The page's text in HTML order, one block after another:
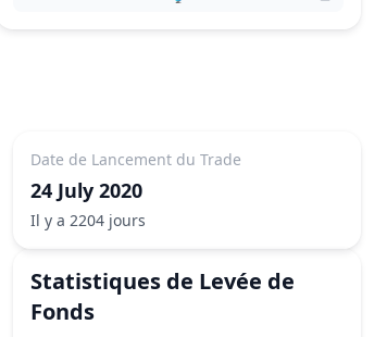
Date de Lancement du Trade
24 July 2020
Il y a 2204 jours
Statistiques de Levée de
Fonds